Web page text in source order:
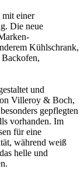
mit einer
Die neue
Kühlschrank,
und
Villeroy & Boch,
gepflegten
vorhanden. Im
für eine
während weiß
helle und